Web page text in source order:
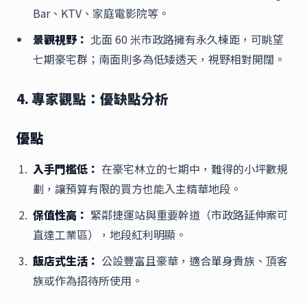
Bar、KTV、家庭電影院等。
景觀視野： 北面 60 米市政路擁有永久棟距，可眺望
七期豪宅群；南面則多為低矮透天，視野相對開闊。
4. 專家觀點：優缺點分析
優點
入手門檻低： 在豪宅林立的七期中，難得的小坪數規
劃，讓預算有限的買方也能入主精華地段。
保值性高： 緊鄰捷運站與重要幹道（市政路延伸案可
直達工業區），地段紅利明顯。
飯店式生活： 公設豐富且豪華，適合單身貴族、頂客
族或作為招待所使用。